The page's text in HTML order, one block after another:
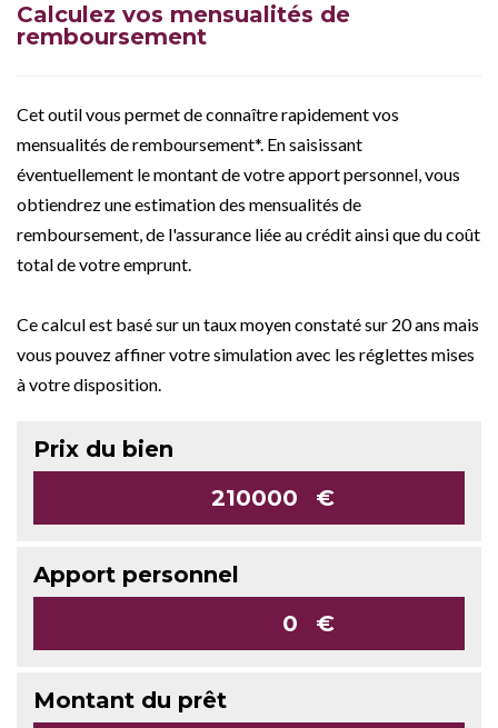
Calculez vos mensualités de
remboursement
Cet outil vous permet de connaître rapidement vos
mensualités de remboursement*. En saisissant
éventuellement le montant de votre apport personnel, vous
obtiendrez une estimation des mensualités de
remboursement, de l'assurance liée au crédit ainsi que du coût
total de votre emprunt.
Ce calcul est basé sur un taux moyen constaté sur 20 ans mais
vous pouvez affiner votre simulation avec les réglettes mises
à votre disposition.
Prix du bien
€
Apport personnel
€
Montant du prêt